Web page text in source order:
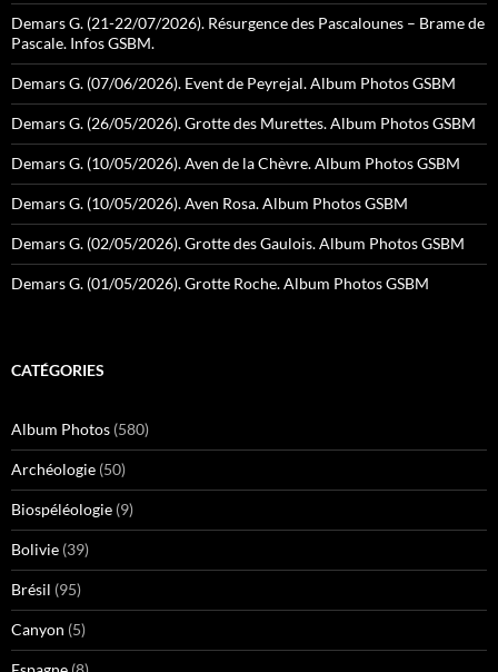
Demars G. (21-22/07/2026). Résurgence des Pascalounes – Brame de
Pascale. Infos GSBM.
Demars G. (07/06/2026). Event de Peyrejal. Album Photos GSBM
Demars G. (26/05/2026). Grotte des Murettes. Album Photos GSBM
Demars G. (10/05/2026). Aven de la Chèvre. Album Photos GSBM
Demars G. (10/05/2026). Aven Rosa. Album Photos GSBM
Demars G. (02/05/2026). Grotte des Gaulois. Album Photos GSBM
Demars G. (01/05/2026). Grotte Roche. Album Photos GSBM
CATÉGORIES
Album Photos (580)
Archéologie (50)
Biospéléologie (9)
Bolivie (39)
Brésil (95)
Canyon (5)